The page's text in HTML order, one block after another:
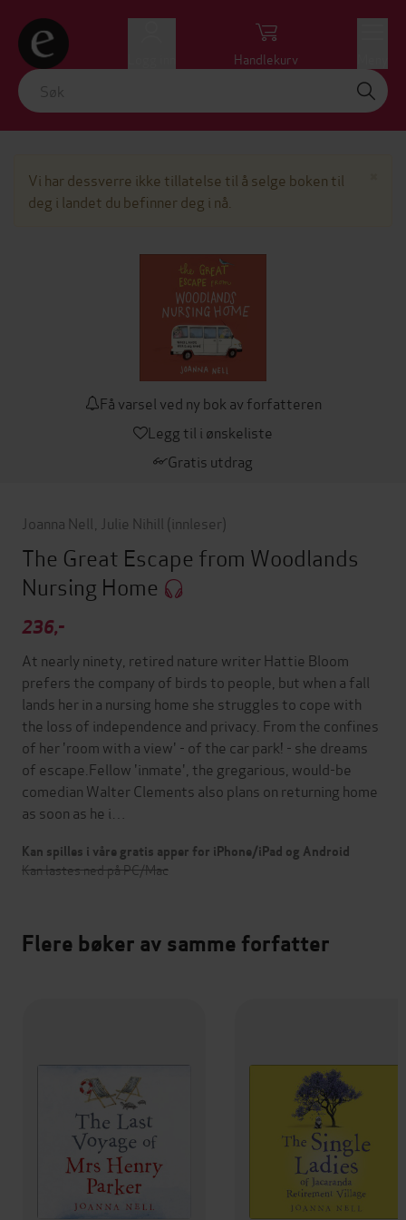
Handlekurv
Vi har dessverre ikke tillatelse til å selge boken til
deg i landet du befinner deg i nå.
Få varsel ved ny bok av forfatteren
Legg til i ønskeliste
Gratis utdrag
Joanna Nell Julie Nihill (innleser)
The Great Escape from Woodlands
Nursing Home
236,-
At nearly ninety, retired nature writer Hattie Bloom
prefers the company of birds to people, but when a fall
lands her in a nursing home she struggles to cope with
the loss of independence and privacy. From the confines
of her 'room with a view' - of the car park! - she dreams
of escape.Fellow 'inmate', the gregarious, would-be
comedian Walter Clements also plans on returning home
as soon as he i…
Kan spilles i våre gratis apper for iPhone/iPad og Android
Kan lastes ned på PC/Mac
Flere bøker av samme forfatter